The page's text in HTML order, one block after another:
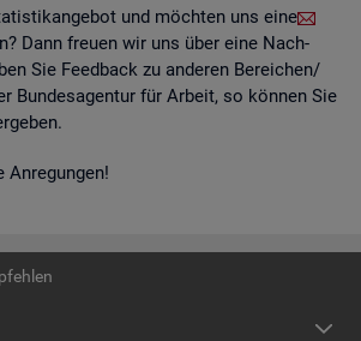
und möch­ten uns eine
Dann freu­en wir uns über eine Nach­
Sie Feed­back zu an­de­ren Be­rei­chen/
Bun­des­agen­tur für Ar­beit, so kön­nen Sie
An­re­gun­gen!